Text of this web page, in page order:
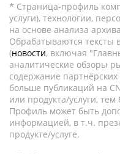
* Страница-профиль
услуги), технологии,
на основе анализа
Обрабатываются тексты
(новости, включая
аналитические обзоры
содержание
больше публикаций на
или продукта/услуги,
Профиль может быть
информацией, в т.ч.
продукте/услуге.